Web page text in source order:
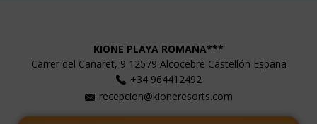
KIONE PLAYA ROMANA***
Carrer del Canaret, 9 12579 Alcocebre Castellón España
+34 964412492
recepcion@kioneresorts.com